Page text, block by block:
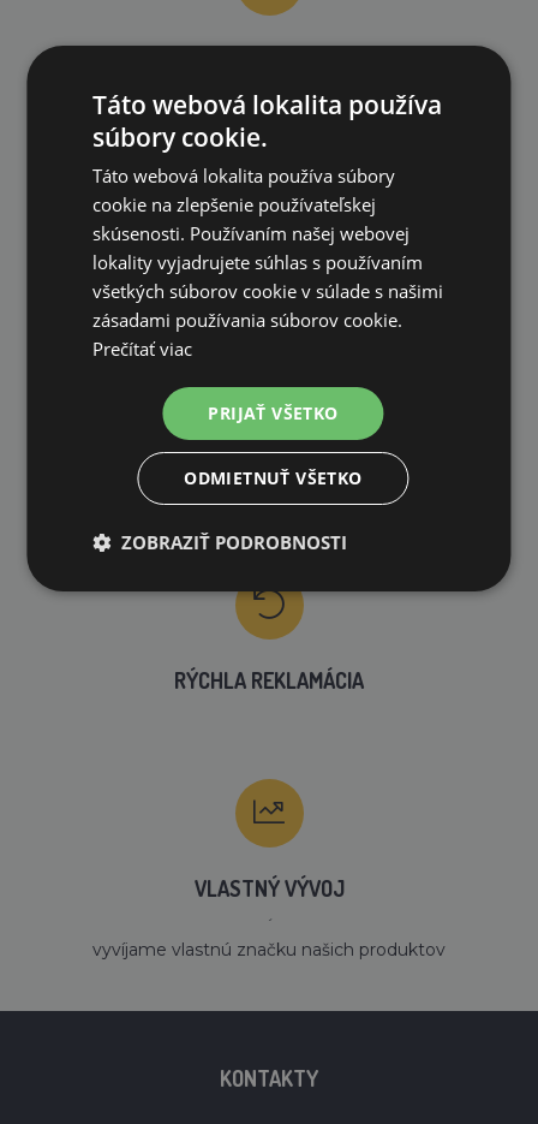
na všetky objednávky od 200€ vrátane DPH.
VLASTNÝ SKLAD
99 % produktov držíme priamo skladom
RÝCHLE DODANIE
RÝCHLA REKLAMÁCIA
VLASTNÝ VÝVOJ
´
vyvíjame vlastnú značku našich produktov
KONTAKTY
Táto webová lokalita používa
súbory cookie.
Táto webová lokalita používa súbory
cookie na zlepšenie používateľskej
skúsenosti. Používaním našej webovej
lokality vyjadrujete súhlas s používaním
všetkých súborov cookie v súlade s našimi
zásadami používania súborov cookie.
Prečítať viac
PRIJAŤ VŠETKO
ODMIETNUŤ VŠETKO
ZOBRAZIŤ PODROBNOSTI